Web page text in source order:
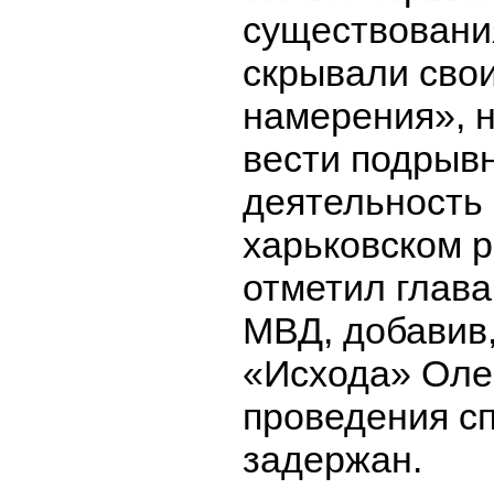
скрывали
намерения»,
вести
харьковском
отметил
МВД,
«Исхода»
проведения
задержан.